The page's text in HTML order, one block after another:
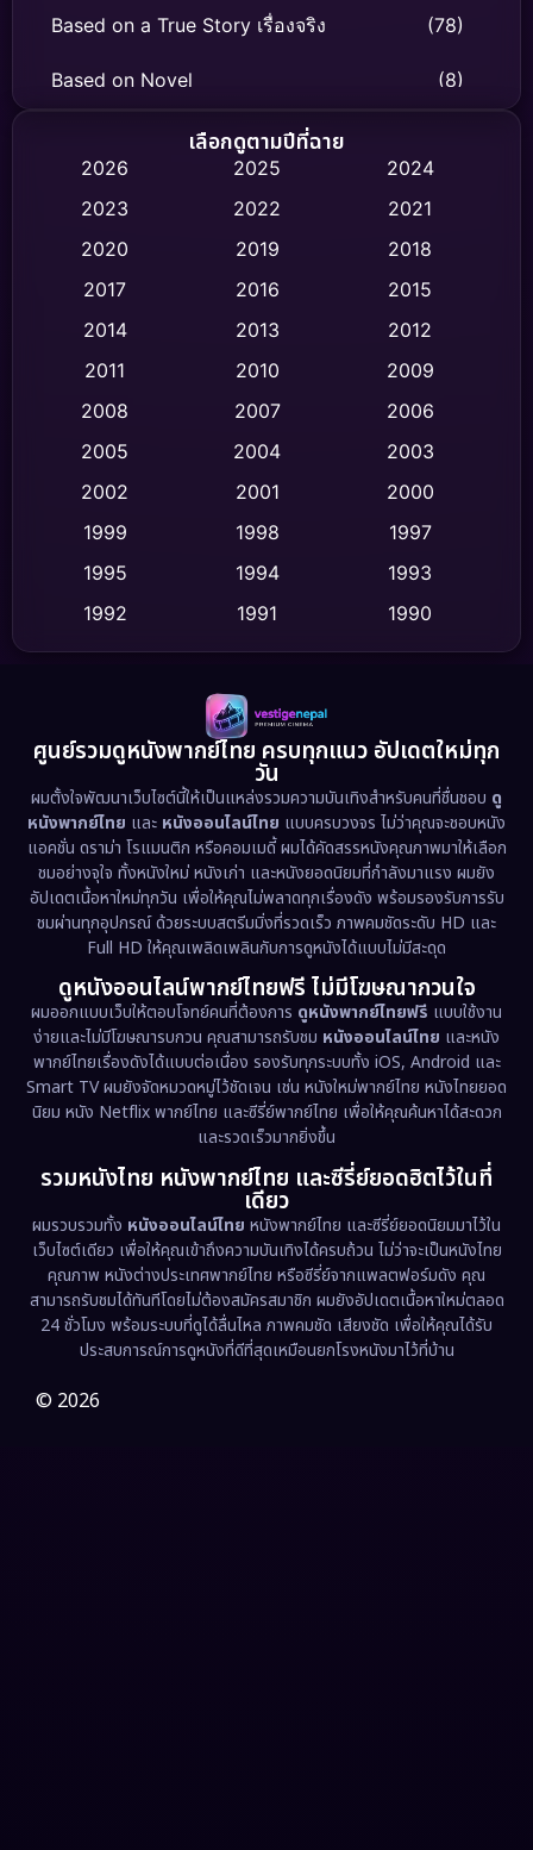
Based on a True Story เรื่องจริง (78)
Based on Novel (8)
Biography ชีวิตจริง
Classic หนังคลาสสิก (47)
Comedy ตลก (436)
Crime อาชญากรรม (513)
Cult Film
Dance เต้น (10)
Detective สืบสวน (59)
Disaster (13)
Disney+ (5)
Documentary สารคดี (93)
Drama ดราม่า (1,460)
Dystopian (17)
Emotional (61)
Epic มหากาพย์ (218)
Erotic (36)
Family ครอบครัว (363)
Fantasy จินตนาการ (326)
Fiction (9)
Film (57)
Gothic
เลือกดูตามปีที่ฉาย
2026 2025
2024
2023
2022
2021
2020
2019
2018
2017
2016
2015
2014
2013
2012
2011
2010
2009
2008
2007
2006
2005
2004
2003
2002
2001
2000
1999
1998
1997
1995
1994
1993
1992
1991
1990
1989
1988
1986
1983
1978
1974
1962
ศูนย์รวมดูหนังพากย์ไทย ครบทุกแนว อัปเดตใหม่ทุก
วัน
ผมตั้งใจพัฒนาเว็บไซต์นี้ให้เป็นแหล่งรวมความบันเทิงสำหรับคนที่ชื่นชอบ ดู
หนังพากย์ไทย และ หนังออนไลน์ไทย แบบครบวงจร ไม่ว่าคุณจะชอบหนัง
แอคชั่น ดราม่า โรแมนติก หรือคอมเมดี้ ผมได้คัดสรรหนังคุณภาพมาให้เลือก
ชมอย่างจุใจ ทั้งหนังใหม่ หนังเก่า และหนังยอดนิยมที่กำลังมาแรง ผมยัง
อัปเดตเนื้อหาใหม่ทุกวัน เพื่อให้คุณไม่พลาดทุกเรื่องดัง พร้อมรองรับการรับ
ชมผ่านทุกอุปกรณ์ ด้วยระบบสตรีมมิ่งที่รวดเร็ว ภาพคมชัดระดับ HD และ
Full HD ให้คุณเพลิดเพลินกับการดูหนังได้แบบไม่มีสะดุด
ดูหนังออนไลน์พากย์ไทยฟรี ไม่มีโฆษณากวนใจ
ผมออกแบบเว็บให้ตอบโจทย์คนที่ต้องการ ดูหนังพากย์ไทยฟรี แบบใช้งาน
ง่ายและไม่มีโฆษณารบกวน คุณสามารถรับชม หนังออนไลน์ไทย และหนัง
พากย์ไทยเรื่องดังได้แบบต่อเนื่อง รองรับทุกระบบทั้ง iOS, Android และ
Smart TV ผมยังจัดหมวดหมู่ไว้ชัดเจน เช่น หนังใหม่พากย์ไทย หนังไทยยอด
นิยม หนัง Netflix พากย์ไทย และซีรี่ย์พากย์ไทย เพื่อให้คุณค้นหาได้สะดวก
และรวดเร็วมากยิ่งขึ้น
รวมหนังไทย หนังพากย์ไทย และซีรี่ย์ยอดฮิตไว้ในที่
เดียว
ผมรวบรวมทั้ง หนังออนไลน์ไทย หนังพากย์ไทย และซีรี่ย์ยอดนิยมมาไว้ใน
เว็บไซต์เดียว เพื่อให้คุณเข้าถึงความบันเทิงได้ครบถ้วน ไม่ว่าจะเป็นหนังไทย
คุณภาพ หนังต่างประเทศพากย์ไทย หรือซีรี่ย์จากแพลตฟอร์มดัง คุณ
สามารถรับชมได้ทันทีโดยไม่ต้องสมัครสมาชิก ผมยังอัปเดตเนื้อหาใหม่ตลอด
24 ชั่วโมง พร้อมระบบที่ดูได้ลื่นไหล ภาพคมชัด เสียงชัด เพื่อให้คุณได้รับ
ประสบการณ์การดูหนังที่ดีที่สุดเหมือนยกโรงหนังมาไว้ที่บ้าน
© 2026